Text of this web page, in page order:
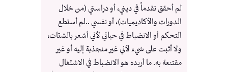
لم أحقق تقدماً في ديني، أو دراستي (من خلال
الدورات والأكاديميات)، أو نفسي ..لم أستطع
التحكم أو الانضباط في حياتي لأني أشعر بالشتات،
ولا أثبت على شيء لأني غير منجذبة إليه أو غير
مقتنعة به. ما أريده هو الانضباط في الاشتغال